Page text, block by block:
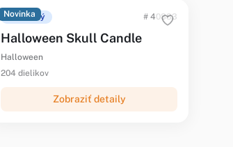
Novinka
Ohlásený # 40883
Halloween Skull Candle
Halloween
204 dielikov
Zobraziť detaily